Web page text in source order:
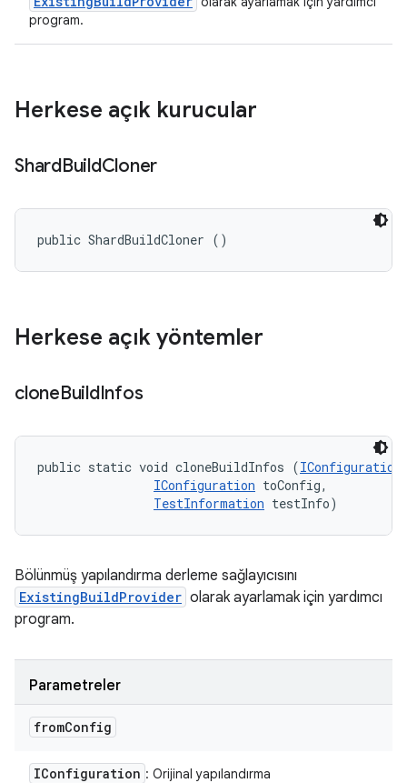
program.
Herkese açık kurucular
ShardBuildCloner
public ShardBuildCloner ()
Herkese açık yöntemler
cloneBuildInfos
public static void cloneBuildInfos (IConfiguration
IConfiguration toConfig,
TestInformation testInfo)
Bölünmüş yapılandırma derleme sağlayıcısını
ExistingBuildProvider olarak ayarlamak için yardımcı
program.
Parametreler
fromConfig
IConfiguration : Orijinal yapılandırma